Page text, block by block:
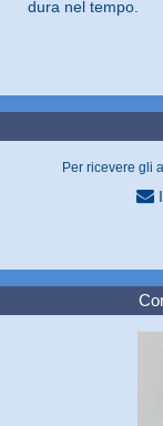
dura nel tempo.
Per ricevere gli